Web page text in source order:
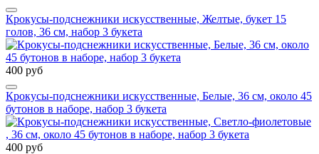
Крокусы-подснежники искусственные, Желтые, букет 15
голов, 36 см, набор 3 букета
400 руб
Крокусы-подснежники искусственные, Белые, 36 см, около 45
бутонов в наборе, набор 3 букета
400 руб